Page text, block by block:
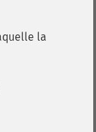
la